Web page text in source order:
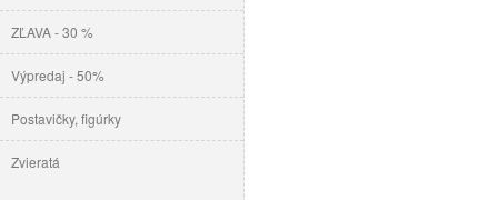
ZĽAVA - 30 %
Výpredaj - 50%
Postavičky, figúrky
Zvieratá